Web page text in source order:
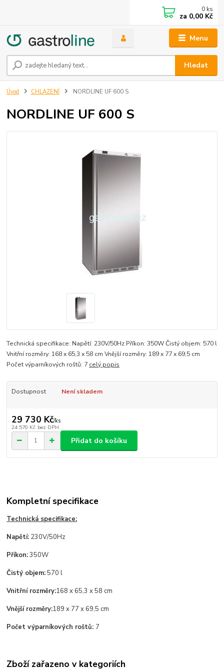
Menu
Hledat
0 ks
za 0,00 Kč
Úvod CHLAZENÍ NORDLINE UF 600 S
NORDLINE UF 600 S
Technická specifikace: Napětí: 230V/50Hz Příkon: 350W Čistý objem: 570 l
Vnitřní rozměry: 168 x 65,3 x 58 cm Vnější rozměry: 189 x 77 x 69,5 cm
Počet výparníkových roštů: 7 celý popis
Dostupnost Není skladem
29 730 Kč/ks
24 570 Kč bez DPH
Přidat do košíku
Kompletní specifikace
Technická specifikace:
Napětí: 230V/50Hz
Příkon:350W
Čistý objem:570 l
Vnitřní rozměry:168 x 65,3 x 58 cm
Vnější rozměry:189 x 77 x 69,5 cm
Počet výparníkových roštů: 7
Zboží zařazeno v kategoriích